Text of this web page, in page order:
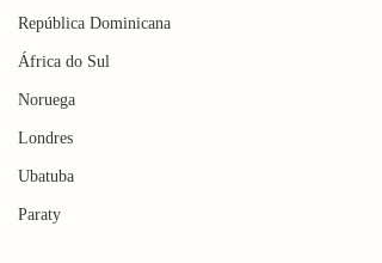
República Dominicana
África do Sul
Noruega
Londres
Ubatuba
Paraty